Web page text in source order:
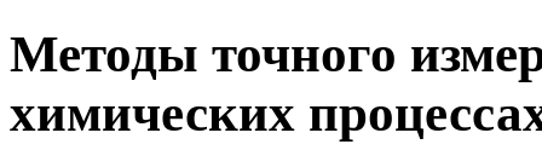
Методы точного
химических